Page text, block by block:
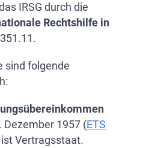
IRSG durch die
Rechtshilfe in
sind folgende
Dezember 1957 (ETS
Vertragsstaat.